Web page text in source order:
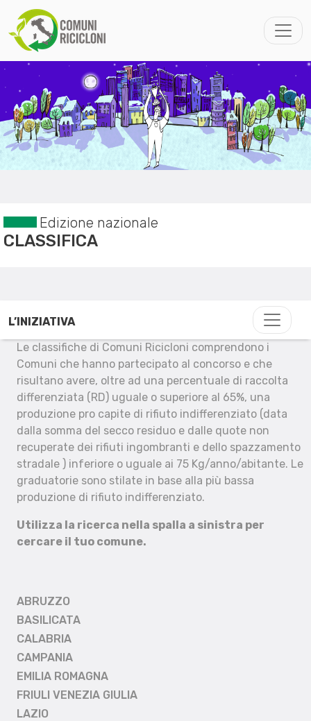
Edizione nazionale
CLASSIFICA
L’INIZIATIVA
Le classifiche di Comuni Ricicloni comprendono i
Comuni che hanno partecipato al concorso e che
risultano avere, oltre ad una percentuale di raccolta
differenziata (RD) uguale o superiore al 65%, una
produzione pro capite di rifiuto indifferenziato (data
dalla somma del secco residuo e dalle quote non
recuperate dei rifiuti ingombranti e dello spazzamento
stradale ) inferiore o uguale ai 75 Kg/anno/abitante. Le
graduatorie sono stilate in base alla più bassa
produzione di rifiuto indifferenziato.
Utilizza la ricerca nella spalla a sinistra per
cercare il tuo comune.
ABRUZZO
BASILICATA
CALABRIA
CAMPANIA
EMILIA ROMAGNA
FRIULI VENEZIA GIULIA
LAZIO